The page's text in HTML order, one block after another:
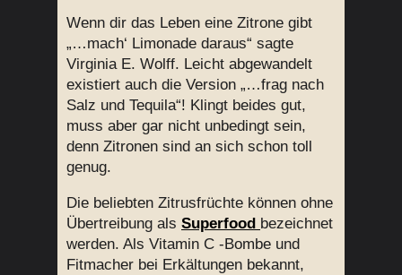
Wenn dir das Leben eine Zitrone gibt
„…mach‘ Limonade daraus“ sagte
Virginia E. Wolff. Leicht abgewandelt
existiert auch die Version „…frag nach
Salz und Tequila“! Klingt beides gut,
muss aber gar nicht unbedingt sein,
denn Zitronen sind an sich schon toll
genug.
Die beliebten Zitrusfrüchte können ohne
Übertreibung als Superfood bezeichnet
werden. Als Vitamin C -Bombe und
Fitmacher bei Erkältungen bekannt,